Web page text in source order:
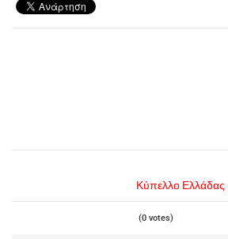
Κύπελλο Ελλάδας
(0 votes)